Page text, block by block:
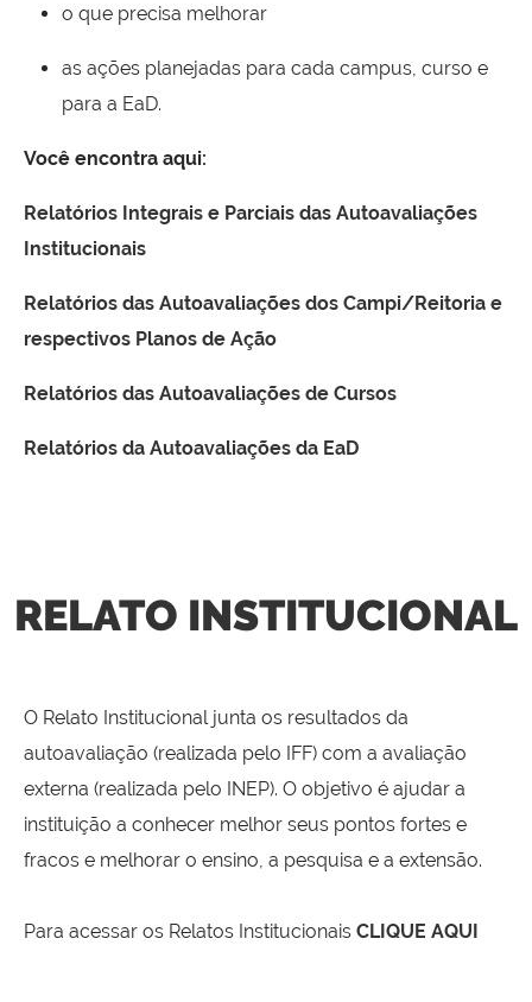
o que precisa melhorar
as ações planejadas para cada campus, curso e
para a EaD.
Você encontra aqui:
Relatórios Integrais e Parciais das Autoavaliações
Institucionais
Relatórios das Autoavaliações dos Campi/Reitoria e
respectivos Planos de Ação
Relatórios das Autoavaliações de Cursos
Relatórios da Autoavaliações da EaD
RELATO INSTITUCIONAL
O Relato Institucional junta os resultados da
autoavaliação (realizada pelo IFF) com a avaliação
externa (realizada pelo INEP). O objetivo é ajudar a
instituição a conhecer melhor seus pontos fortes e
fracos e melhorar o ensino, a pesquisa e a extensão.
Para acessar os Relatos Institucionais CLIQUE AQUI